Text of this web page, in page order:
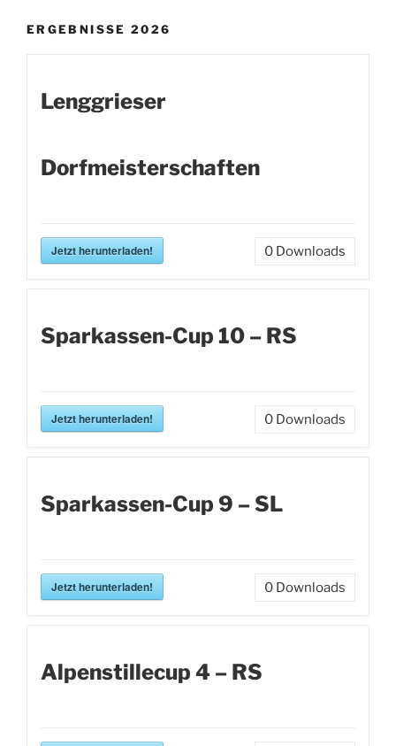
ERGEBNISSE 2026
Lenggrieser
Dorfmeisterschaften
Jetzt herunterladen! 0 Downloads
Sparkassen-Cup 10 – RS
Jetzt herunterladen! 0 Downloads
Sparkassen-Cup 9 – SL
Jetzt herunterladen! 0 Downloads
Alpenstillecup 4 – RS